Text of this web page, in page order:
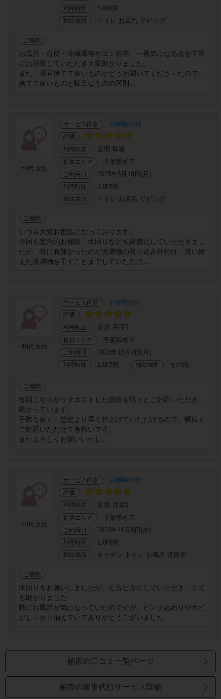
利用時間 3.0時間
掃除場所 トイレ お風呂 リビング
ご感想
お風呂・台所・冷蔵庫等やゴミ箱等、一番気になる点を丁寧
にお掃除していただき大変助かりました。
また、適宜捨てて良いものかどうか聞いてくださったので、
捨てて良いものと駄目なものの区別...
50代 女性
サービス内容 お掃除代行
評価
利用頻度
定期 毎週
提供エリア 千葉県柏市
ご利用日 2025年5月19日(月)
利用時間 3.0時間
掃除場所 トイレ お風呂 リビング
ご感想
いつも大変お世話になっております。
今回も室内のお掃除、水回りなどを綺麗にしていただきまし
たが、特に有難かったのが洗濯物の取り込み片付け、洗い終
えた洗濯物を干すことまでしていただけ...
40代 女性
サービス内容 お掃除代行
評価
利用頻度
定期 月2回
提供エリア 千葉県柏市
ご利用日 2023年12月4日(月)
利用時間 2.0時間 掃除場所 その他
ご感想
毎回こちらがリクエストした箇所を黙々とご対応いただき、
助かっています。
手際も良く、想定より早く仕上げていただけるので、幅広く
ご対応いただけて有難いです。
またよろしくお願いいたし...
20代 女性
サービス内容 お掃除代行
評価
利用頻度
定期 月1回
提供エリア 千葉県柏市
ご利用日 2023年11月8日(水)
利用時間 2.0時間
掃除場所 キッチン トイレ お風呂 洗面所
ご感想
水回りをお願いしましたが、ピカピカにしていただき、とて
も助かりました
特にお風呂が気になっていたのですが、ピンクぬめりやカビ
がしっかり消えていてありがとうございました
柏市の口コミ一覧ページ
柏市の家事代行サービス詳細